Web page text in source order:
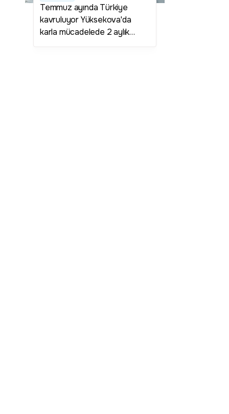
Temmuz ayında Türkiye
kavruluyor Yüksekova'da
karla mücadelede 2 aylık